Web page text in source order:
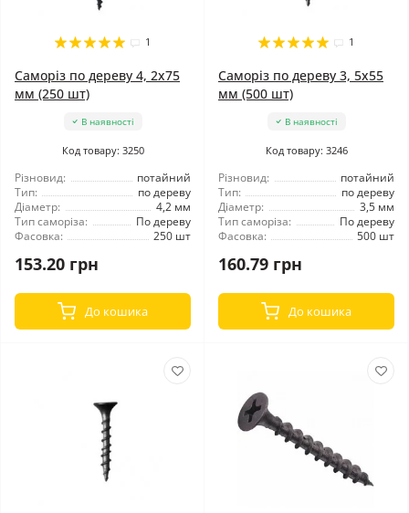
1
Саморіз по дереву 4, 2x75
мм (250 шт)
В наявності
Код товару: 3250
Різновид:
потайний
Тип:
по дереву
Діаметр:
4,2 мм
Тип саморіза:
По дереву
Фасовка:
250 шт
153.20 грн
До кошика
1
Саморіз по дереву 3, 5x55
мм (500 шт)
В наявності
Код товару: 3246
Різновид:
потайний
Тип:
по дереву
Діаметр:
3,5 мм
Тип саморіза:
По дереву
Фасовка:
500 шт
160.79 грн
До кошика